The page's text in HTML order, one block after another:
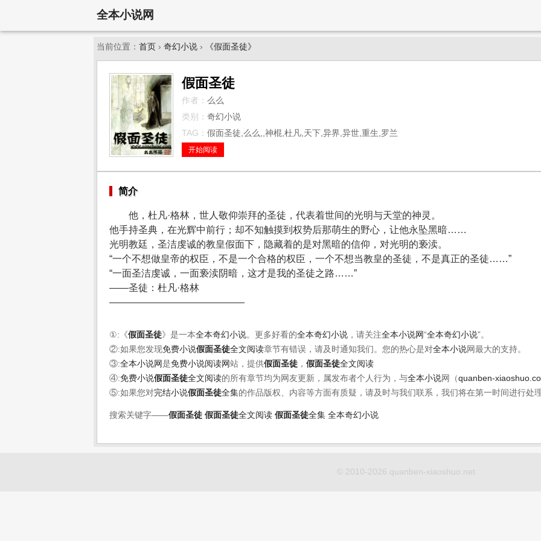
全本小说网
当前位置： 首页 › 奇幻小说 › 《假面圣徒》
假面圣徒
作者： 么么
类别： 奇幻小说
TAG： 假面圣徒,么么,,神棍,杜凡,天下,异界,异世,重生,罗兰
开始阅读
简介
他，杜凡·格林，世人敬仰崇拜的圣徒，代表着世间的光明与天堂的神灵。
他手持圣典，在光辉中前行；却不知触摸到权势后那萌生的野心，让他永坠黑暗……
光明教廷，圣洁虔诚的教皇假面下，隐藏着的是对黑暗的信仰，对光明的亵渎。
“一个不想做皇帝的权臣，不是一个合格的权臣，一个不想当教皇的圣徒，不是真正的圣徒……”
“一面圣洁虔诚，一面亵渎阴暗，这才是我的圣徒之路……”
——圣徒：杜凡·格林
——————————————
①:《假面圣徒》是一本全本奇幻小说。更多好看的全本奇幻小说 ，请关注全本小说网“全本奇幻小说”。
②:如果您发现免费小说假面圣徒全文阅读章节有错误，请及时通知我们。您的热心是对全本小说网最大的支持。
③:全本小说网是免费小说阅读网站，提供假面圣徒 ， 假面圣徒全文阅读
④:免费小说假面圣徒全文阅读的所有章节均为网友更新，属发布者个人行为，与全本小说网（quanben-
⑤:如果您对完结小说假面圣徒全集的作品版权、内容等方面有质疑，请及时与我们联系，我们将在第一时间进行处
搜索关键字——假面圣徒 假面圣徒全文阅读 假面圣徒全集 全本奇幻小说
© 2010-2026 quanben-xiaoshuo.net